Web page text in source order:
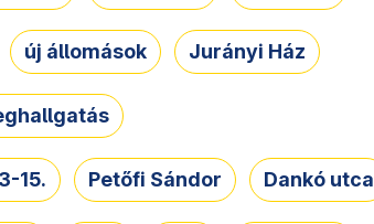
új állomások Jurányi Ház
15. Petőfi Sándor Dankó utca